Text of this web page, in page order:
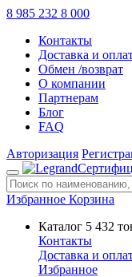
8 985 232 8 000
Контакты
Доставка и
Обмен /возврат
О компании
Партнерам
Блог
FAQ
Авторизация
Избранное Корзина
Каталог 5 432
Контакты
Доставка и
Избранное